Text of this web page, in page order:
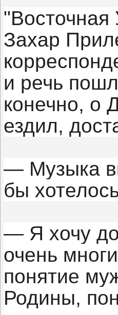
"Восточная
Захар
и речь
конечно, о
ездил,
— Музыка
бы
— Я хочу
очень
понятие
Родины,